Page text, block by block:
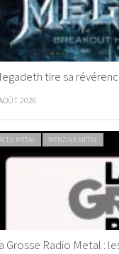
tire sa
2026
METAL WEBZINE METAL
Grosse Radio Metal :